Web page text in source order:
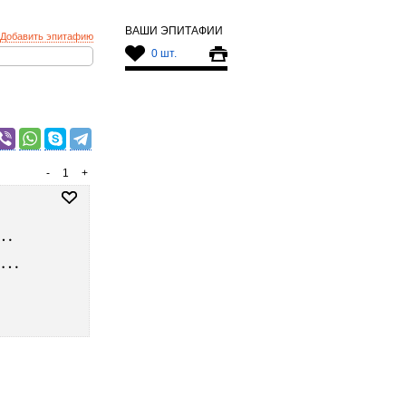
ВАШИ ЭПИТАФИИ
0 шт.
Добавить эпитафию
+
1
-
…